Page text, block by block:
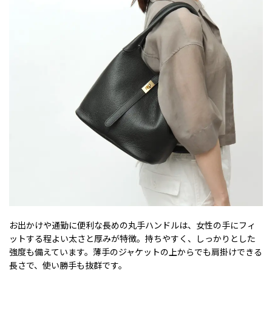
お出かけや通勤に便利な長めの丸手ハンドルは、女性の手にフィ
ットする程よい太さと厚みが特徴。持ちやすく、しっかりとした
強度も備えています。薄手のジャケットの上からでも肩掛けできる
長さで、使い勝手も抜群です。